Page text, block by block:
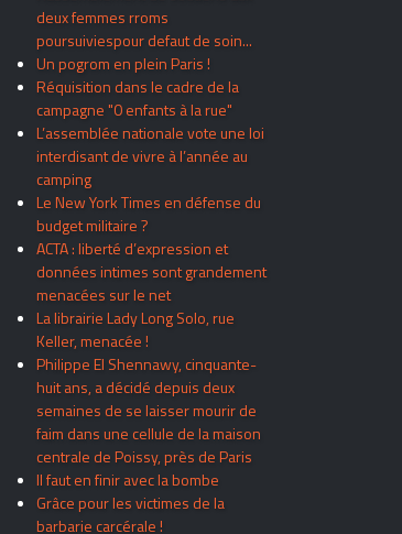
deux femmes rroms
poursuiviespour defaut de soin...
Un pogrom en plein Paris !
Réquisition dans le cadre de la
campagne "0 enfants à la rue"
L’assemblée nationale vote une loi
interdisant de vivre à l’année au
camping
Le New York Times en défense du
budget militaire ?
ACTA : liberté d’expression et
données intimes sont grandement
menacées sur le net
La librairie Lady Long Solo, rue
Keller, menacée !
Philippe El Shennawy, cinquante-
huit ans, a décidé depuis deux
semaines de se laisser mourir de
faim dans une cellule de la maison
centrale de Poissy, près de Paris
Il faut en finir avec la bombe
Grâce pour les victimes de la
barbarie carcérale !